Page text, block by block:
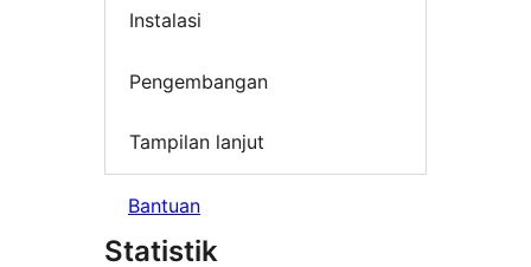
Instalasi
Pengembangan
Tampilan lanjut
Bantuan
Statistik